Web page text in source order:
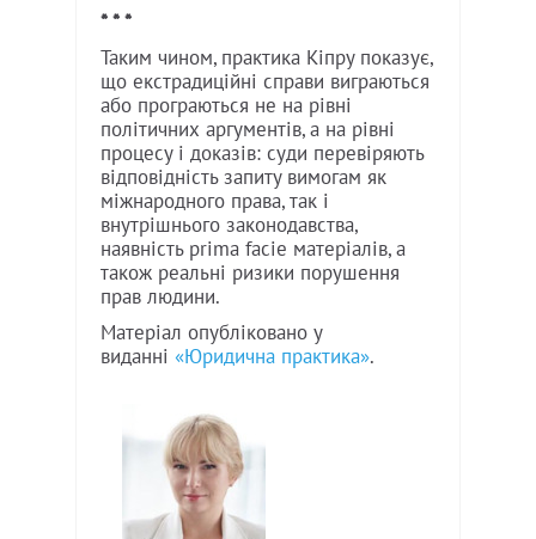
* * *
Таким чином, практика Кіпру показує,
що екстрадиційні справи виграються
або програються не на рівні
політичних аргументів, а на рівні
процесу і доказів: суди перевіряють
відповідність запиту вимогам як
міжнародного права, так і
внутрішнього законодавства,
наявність prima facie матеріалів, а
також реальні ризики порушення
прав людини.
Матеріал опубліковано у
виданні «Юридична практика».